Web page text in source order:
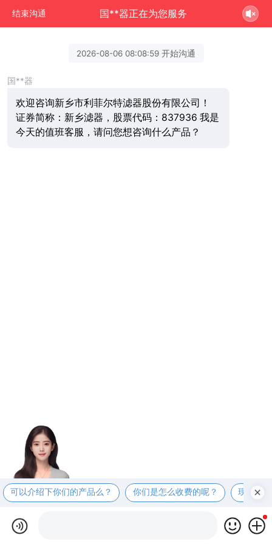
结束沟通 国**器正在为您服务
2026-08-06 08:08:59 开始沟通
国**器
欢迎咨询新乡市利菲尔特滤器股份有限公司！
证券简称：新乡滤器，股票代码：837936 我是
今天的值班客服，请问您想咨询什么产品？
可以介绍下你们的产品么？ 你们是怎么收费的呢？ 现在有